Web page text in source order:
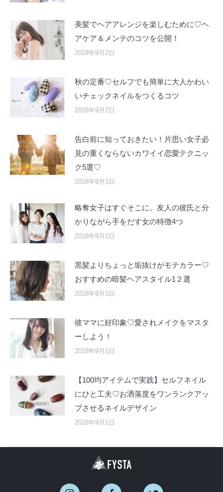
美髪でヘアアレンジを楽しむために♡ヘ
アケア＆メンテのコツを公開！
2018年9月2日
秋の定番♡セルフでも簡単に大人かわい
いチェックネイルをつくるコツ
2018年9月2日
告白前に知っておきたい！片思い女子必
見の重くならないカワイイ恋愛テクニッ
ク5選♡
2018年9月1日
略奪女子はすぐそこに。友人の彼氏と分
かりながら手をだす女の特徴4つ
2018年9月1日
黒髪よりちょっと垢抜けがモテカラー♡
おすすめの暗髪ヘアスタイル1２選
2018年9月1日
彼ママに好印象♡愛されメイクをマスタ
ーしよう！
2018年9月1日
【100均アイテムで実践】セルフネイル
にひと工夫♡お洒落度をワンランクアッ
プさせるネイルデザイン
2018年9月1日